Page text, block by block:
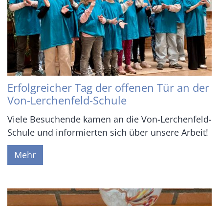
Erfolgreicher Tag der offenen Tür an der
Von-Lerchenfeld-Schule
Viele Besuchende kamen an die Von-Lerchenfeld-
Schule und informierten sich über unsere Arbeit!
Mehr